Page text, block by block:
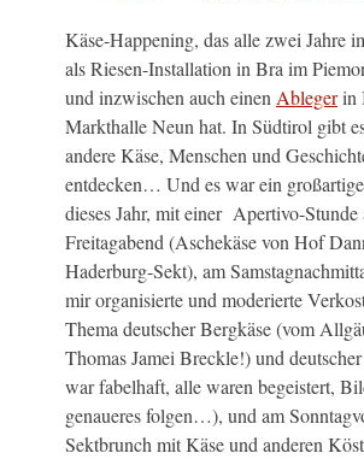
Käse-Happening, das alle zwei Jahre
als Riesen-Installation in Bra im
und inzwischen auch einenAblegerin
Markthalle Neun hat. In Südtirol gibt
andere Käse, Menschen und
entdecken… Und es war ein
dieses Jahr, mit einer Apertivo-Stunde
Freitagabend (Aschekäse von Hof
Haderburg-Sekt), am
mir organisierte und moderierte
Thema deutscher Bergkäse (vom
Thomas Jamei Breckle!) und
war fabelhaft, alle waren begeistert,
genaueres folgen…), und am
Sektbrunch mit Käse und anderen